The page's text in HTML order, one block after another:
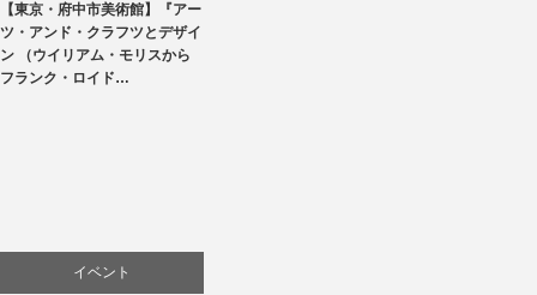
美術展・美術館・博物館巡り
【東京・府中市美術館】『アー
ツ・アンド・クラフツとデザイ
ン （ウイリアム・モリスから
フランク・ロイド…
イベント